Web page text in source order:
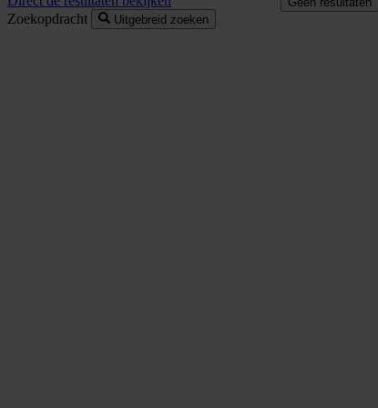
Zoekopdracht
Uitgebreid zoeken